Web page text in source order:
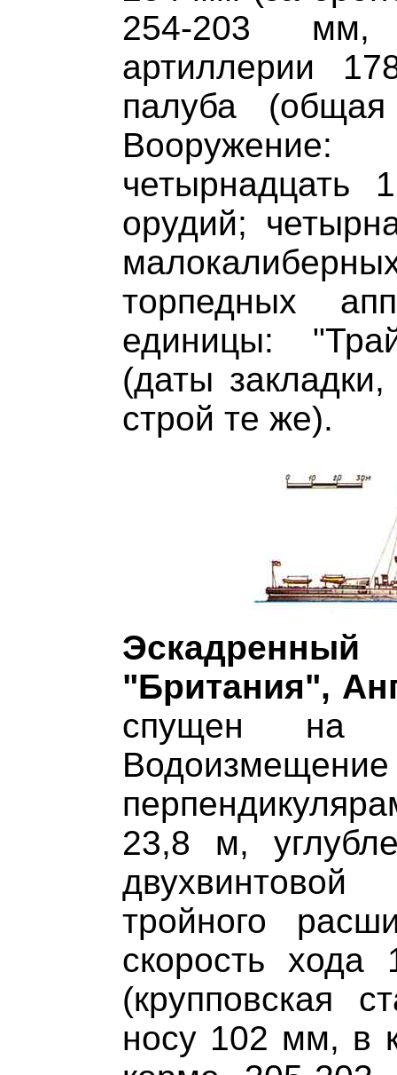
254-203 мм,
артиллерии
палуба
четырнадцать
орудий;
торпедных
единицы:
(даты
строй те же).
"Британия",
спущен
23,8 м,
тройного
скорость хода
(крупповская
носу 102 мм, в